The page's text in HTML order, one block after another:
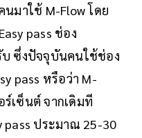
มาใช้ M-Flow โดย
pass ช่อง
ซึ่งปัจจุบันคนใช้ช่อง
pass หรือว่า M-
เซ็นต์ จากเดิมที
pass ประมาณ 25-30